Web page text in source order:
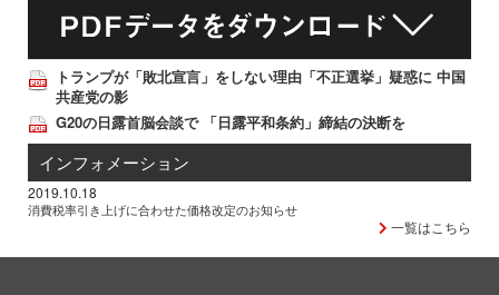
トランプが「敗北宣言」をしない理由「不正選挙」疑惑に 中国
共産党の影
G20の日露首脳会談で 「日露平和条約」締結の決断を
インフォメーション
2019.10.18
消費税率引き上げに合わせた価格改定のお知らせ
一覧はこちら